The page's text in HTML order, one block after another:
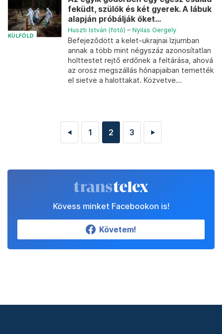
KÜLFÖLD
feküdt, szülők és két gyerek. A lábuk
alapján próbálják őket...
Huszti István (fotó) – Nyilas Gergely
Befejeződött a kelet-ukrajnai Izjumban
annak a több mint négyszáz azonosítatlan
holttestet rejtő erdőnek a feltárása, ahová
az orosz megszállás hónapjaiban temették
el sietve a halottakat. Közvetve...
◄ 1 2 3 ►
Kövess minket Facebookon is!
Követem!